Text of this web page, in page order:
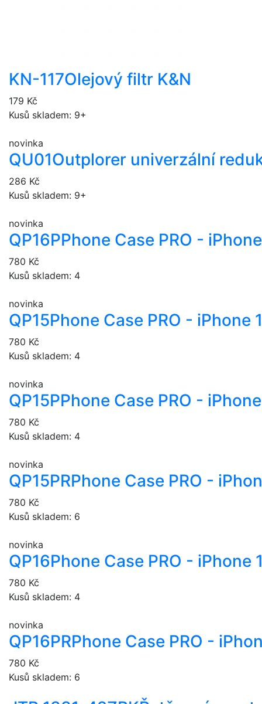
KN-117Olejový filtr K&N
179 Kč
Kusů skladem: 9+
novinka
QU01Outplorer univerzální
286 Kč
Kusů skladem: 9+
novinka
QP16PPhone Case PRO -
780 Kč
Kusů skladem: 4
novinka
QP15Phone Case PRO - iPhone
780 Kč
Kusů skladem: 4
novinka
QP15PPhone Case PRO -
780 Kč
Kusů skladem: 4
novinka
QP15PRPhone Case PRO -
780 Kč
Kusů skladem: 6
novinka
QP16Phone Case PRO - iPhone
780 Kč
Kusů skladem: 4
novinka
QP16PRPhone Case PRO -
780 Kč
Kusů skladem: 6